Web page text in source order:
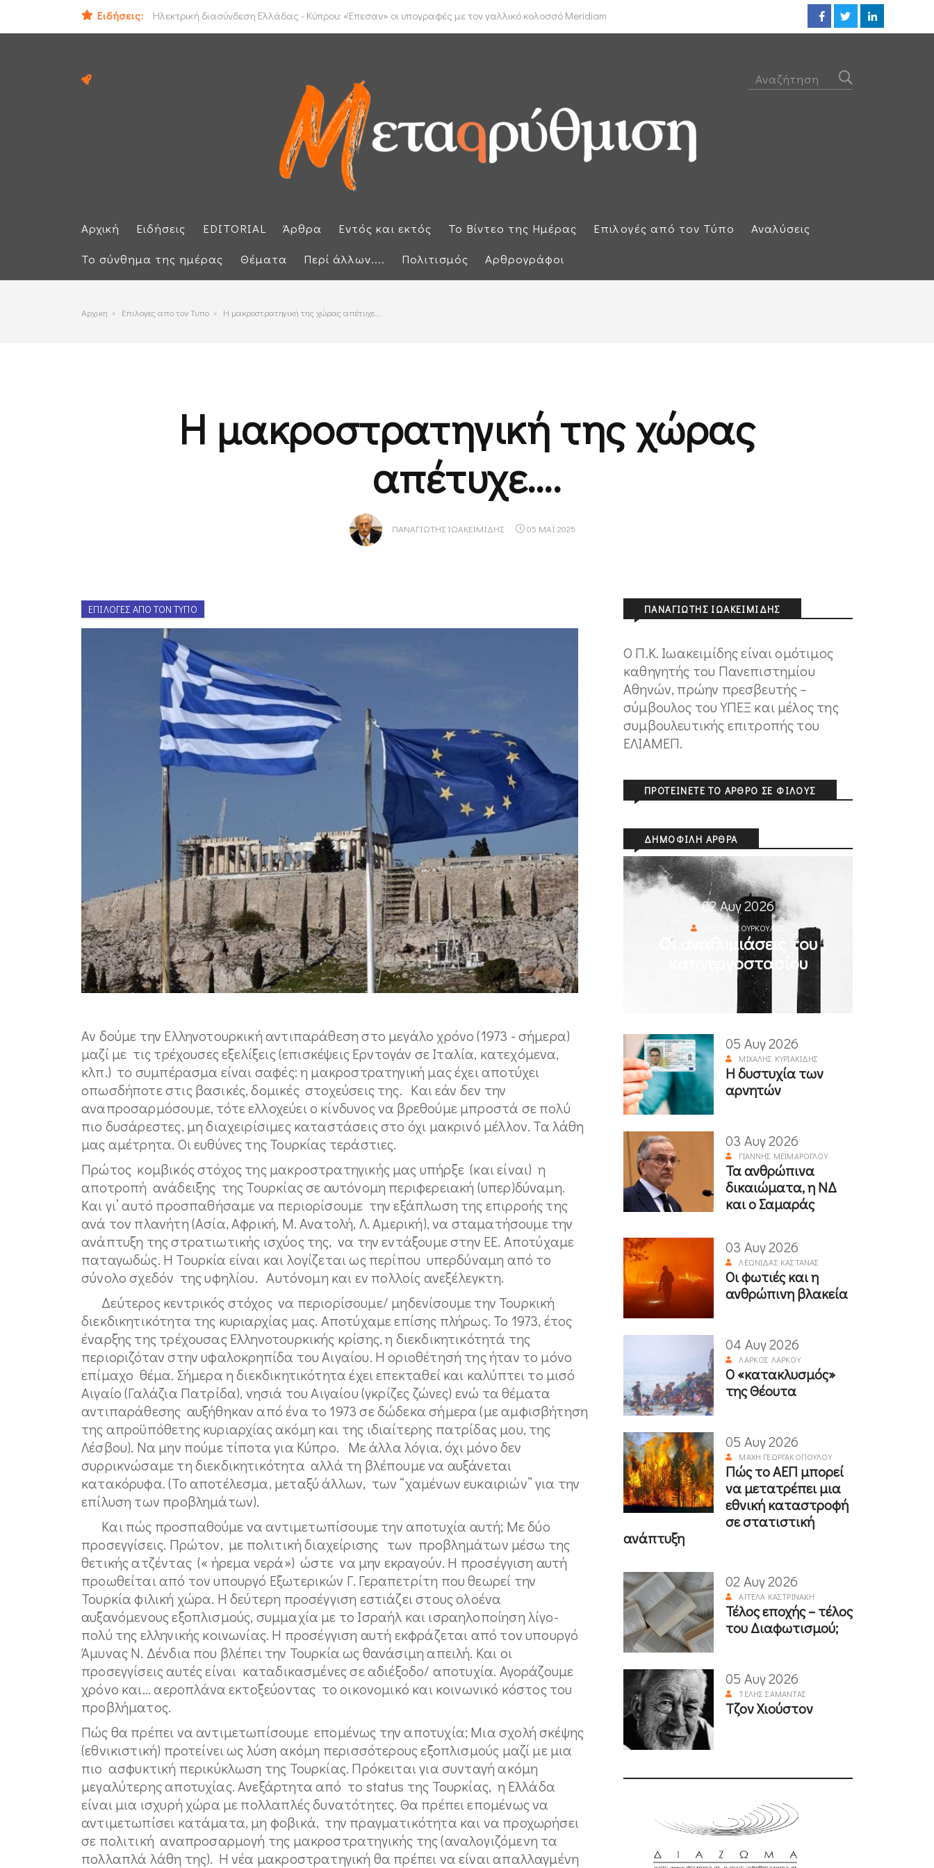
Ειδήσεις:
Ηλεκτρική διασύνδεση Ελλάδας - Κύπρου: «Έπεσαν» οι υπογραφές με τον γαλλικό κολοσσό Meridiam
ΕΕ: Αλληλεγγύη στην Ισπανία και έμφαση στην προστασία των εξωτερικών συνόρων μετά την έκτακτη ... Οι ΗΠΑ βλέπουν συμφωνία
Αρχική Ειδήσεις EDITORIAL Άρθρα Εντός και εκτός Το Βίντεο της Ημέρας Επιλογές από τον Τύπο
Αναλύσεις
Το σύνθημα της ημέρας
Θέματα Περί άλλων.... Πολιτισμός Αρθρογράφοι
Αρχικη > Επιλογες απο τον Τυπο > Η μακροστρατηγική της χώρας απέτυχε….
Η μακροστρατηγική της χώρας
απέτυχε….
ΠΑΝΑΓΙΏΤΗΣ ΙΩΑΚΕΙΜΊΔΗΣ 05 ΜΑΪ 2025
ΕΠΙΛΟΓΈΣ ΑΠΌ ΤΟΝ ΤΎΠΟ
Αν δούμε την Ελληνοτουρκική αντιπαράθεση στο μεγάλο χρόνο (1973 - σήμερα)
μαζί με τις τρέχουσες εξελίξεις (επισκέψεις Ερντογάν σε Ιταλία, κατεχόμενα,
κλπ.) το συμπέρασμα είναι σαφές: η μακροστρατηγική μας έχει αποτύχει
οπωσδήποτε στις βασικές, δομικές στοχεύσεις της. Και εάν δεν την
αναπροσαρμόσουμε, τότε ελλοχεύει ο κίνδυνος να βρεθούμε μπροστά σε πολύ
πιο δυσάρεστες, μη διαχειρίσιμες καταστάσεις στο όχι μακρινό μέλλον. Τα λάθη
μας αμέτρητα. Οι ευθύνες της Τουρκίας τεράστιες.
Πρώτος κομβικός στόχος της μακροστρατηγικής μας υπήρξε (και είναι) η
αποτροπή ανάδειξης της Τουρκίας σε αυτόνομη περιφερειακή (υπερ)δύναμη.
Και γι’ αυτό προσπαθήσαμε να περιορίσουμε την εξάπλωση της επιρροής της
ανά τον πλανήτη (Ασία, Αφρική, Μ. Ανατολή, Λ. Αμερική), να σταματήσουμε την
ανάπτυξη της στρατιωτικής ισχύος της, να την εντάξουμε στην ΕΕ. Αποτύχαμε
παταγωδώς. Η Τουρκία είναι και λογίζεται ως περίπου υπερδύναμη από το
σύνολο σχεδόν της υφηλίου. Αυτόνομη και εν πολλοίς ανεξέλεγκτη.
Δεύτερος κεντρικός στόχος να περιορίσουμε/ μηδενίσουμε την Τουρκική
διεκδικητικότητα της κυριαρχίας μας. Αποτύχαμε επίσης πλήρως. Το 1973, έτος
έναρξης της τρέχουσας Ελληνοτουρκικής κρίσης, η διεκδικητικότητά της
περιοριζόταν στην υφαλοκρηπίδα του Αιγαίου. Η οριοθέτησή της ήταν το μόνο
επίμαχο θέμα. Σήμερα η διεκδικητικότητα έχει επεκταθεί και καλύπτει το μισό
Αιγαίο (Γαλάζια Πατρίδα), νησιά του Αιγαίου (γκρίζες ζώνες) ενώ τα θέματα
αντιπαράθεσης αυξήθηκαν από ένα το 1973 σε δώδεκα σήμερα (με αμφισβήτηση
της απροϋπόθετης κυριαρχίας ακόμη και της ιδιαίτερης πατρίδας μου, της
Λέσβου). Να μην πούμε τίποτα για Κύπρο. Με άλλα λόγια, όχι μόνο δεν
συρρικνώσαμε τη διεκδικητικότητα αλλά τη βλέπουμε να αυξάνεται
κατακόρυφα. (Το αποτέλεσμα, μεταξύ άλλων, των “χαμένων ευκαιριών” για την
επίλυση των προβλημάτων).
Και πώς προσπαθούμε να αντιμετωπίσουμε την αποτυχία αυτή; Με δύο
προσεγγίσεις. Πρώτον, με πολιτική διαχείρισης των προβλημάτων μέσω της
θετικής ατζέντας (« ήρεμα νερά») ώστε να μην εκραγούν. Η προσέγγιση αυτή
προωθείται από τον υπουργό Εξωτερικών Γ. Γεραπετρίτη που θεωρεί την
Τουρκία φιλική χώρα. Η δεύτερη προσέγγιση εστιάζει στους ολοένα
αυξανόμενους εξοπλισμούς, συμμαχία με το Ισραήλ και ισραηλοποίηση λίγο-
πολύ της ελληνικής κοινωνίας. Η προσέγγιση αυτή εκφράζεται από τον υπουργό
Άμυνας Ν. Δένδια που βλέπει την Τουρκία ως θανάσιμη απειλή. Και οι
προσεγγίσεις αυτές είναι καταδικασμένες σε αδιέξοδο/ αποτυχία. Αγοράζουμε
χρόνο και... αεροπλάνα εκτοξεύοντας το οικονομικό και κοινωνικό κόστος του
προβλήματος.
Πώς θα πρέπει να αντιμετωπίσουμε επομένως την αποτυχία; Μια σχολή σκέψης
(εθνικιστική) προτείνει ως λύση ακόμη περισσότερους εξοπλισμούς μαζί με μια
πιο ασφυκτική περικύκλωση της Τουρκίας. Πρόκειται για συνταγή ακόμη
μεγαλύτερης αποτυχίας. Ανεξάρτητα από το status της Τουρκίας, η Ελλάδα
είναι μια ισχυρή χώρα με πολλαπλές δυνατότητες. Θα πρέπει επομένως να
αντιμετωπίσει κατάματα, μη φοβικά, την πραγματικότητα και να προχωρήσει
σε πολιτική αναπροσαρμογή της μακροστρατηγικής της (αναλογιζόμενη τα
πολλαπλά λάθη της). Η νέα μακροστρατηγική θα πρέπει να είναι απαλλαγμένη
ΠΑΝΑΓΙΏΤΗΣ ΙΩΑΚΕΙΜΊΔΗΣ
Ο Π.Κ. Ιωακειμίδης είναι ομότιμος
καθηγητής του Πανεπιστημίου
Αθηνών, πρώην πρεσβευτής –
σύμβουλος του ΥΠΕΞ και μέλος της
συμβουλευτικής επιτροπής του
ΕΛΙΑΜΕΠ.
ΠΡΟΤΕΊΝΕΤΕ ΤΟ ΆΡΘΡΟ ΣΕ ΦΊΛΟΥΣ
ΔΗΜΟΦΙΛΉ ΆΡΘΡΑ
02 Αυγ 2026
ΚΏΣΤΑΣ ΚΟΎΡΚΟΥΛΟΣ
Οι αναθυμιάσεις του
καπνεργοστασίου
05 Αυγ 2026
ΜΙΧΆΛΗΣ ΚΥΡΙΑΚΊΔΗΣ
Η δυστυχία των
αρνητών
03 Αυγ 2026
ΓΙΆΝΝΗΣ ΜΕΪΜΆΡΟΓΛΟΥ
Τα ανθρώπινα
δικαιώματα, η ΝΔ
και ο Σαμαράς
03 Αυγ 2026
ΛΕΩΝΊΔΑΣ ΚΑΣΤΑΝΆΣ
Οι φωτιές και η
ανθρώπινη βλακεία
04 Αυγ 2026
ΛΆΡΚΟΣ ΛΆΡΚΟΥ
Ο «κατακλυσμός»
της Θέουτα
05 Αυγ 2026
ΜΆΧΗ ΓΕΩΡΓΑΚΟΠΟΎΛΟΥ
Πώς το ΑΕΠ μπορεί
να μετατρέπει μια
εθνική καταστροφή
σε στατιστική
ανάπτυξη
02 Αυγ 2026
ΑΓΓΈΛΑ ΚΑΣΤΡΙΝΆΚΗ
Τέλος εποχής – τέλος
του Διαφωτισμού;
05 Αυγ 2026
ΤΈΛΗΣ ΣΑΜΑΝΤΆΣ
Τζον Χιούστον